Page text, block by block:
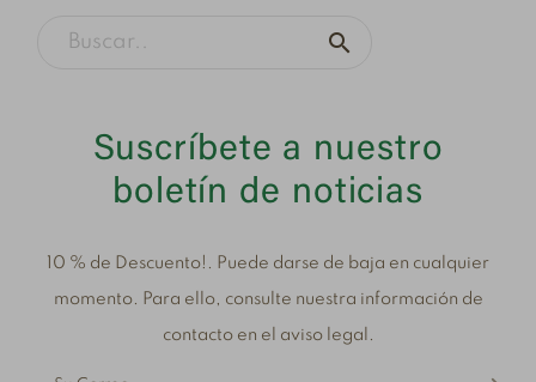

Suscríbete a nuestro
boletín de noticias
10 % de Descuento!. Puede darse de baja en cualquier
momento. Para ello, consulte nuestra información de
contacto en el aviso legal.